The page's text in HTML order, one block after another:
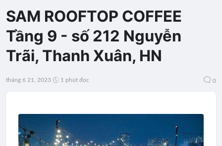
SAM ROOFTOP COFFEE
Tầng 9 - số 212 Nguyễn
Trãi, Thanh Xuân, HN
tháng 6 21, 2023 1 phút đọc 0